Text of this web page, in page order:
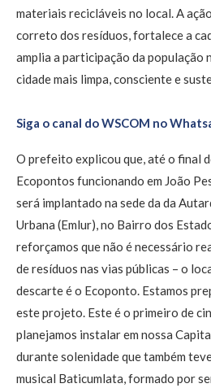
materiais recicláveis no local. A
correto dos resíduos, fortalece a
amplia a participação da população
cidade mais limpa, consciente e
Siga o canal do WSCOM no
O prefeito explicou que, até o final
Ecopontos funcionando em João
será implantado na sede da da
Urbana (Emlur), no Bairro dos
reforçamos que não é necessário
de resíduos nas vias públicas – o
descarte é o Ecoponto. Estamos
este projeto. Este é o primeiro de
planejamos instalar em nossa
durante solenidade que também
musical Baticumlata, formado por